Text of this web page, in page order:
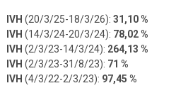
IVH (20/3/25-18/3/26): 31,10 %
IVH (14/3/24-20/3/24): 78,02 %
IVH (2/3/23-14/3/24): 264,13 %
IVH (2/3/23-31/8/23): 71 %
IVH (4/3/22-2/3/23): 97,45 %